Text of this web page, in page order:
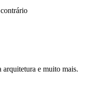
arquitetura e muito mais.